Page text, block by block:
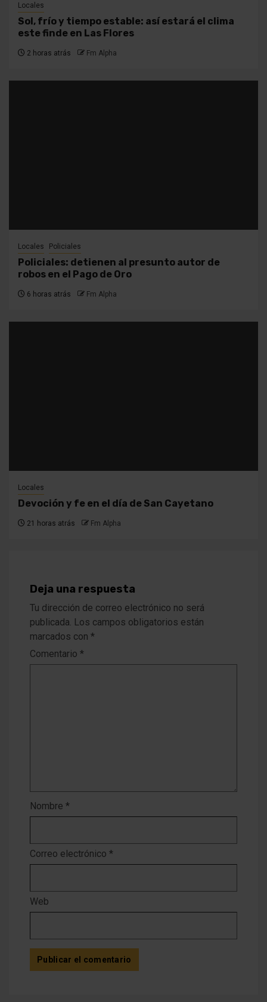
Locales
Sol, frío y tiempo estable: así estará el clima
este finde en Las Flores
2 horas atrás Fm Alpha
Locales Policiales
Policiales: detienen al presunto autor de
robos en el Pago de Oro
6 horas atrás Fm Alpha
Locales
Devoción y fe en el día de San Cayetano
21 horas atrás Fm Alpha
Deja una respuesta
Tu dirección de correo electrónico no será
publicada. Los campos obligatorios están
marcados con *
Comentario *
Nombre *
Correo electrónico *
Web